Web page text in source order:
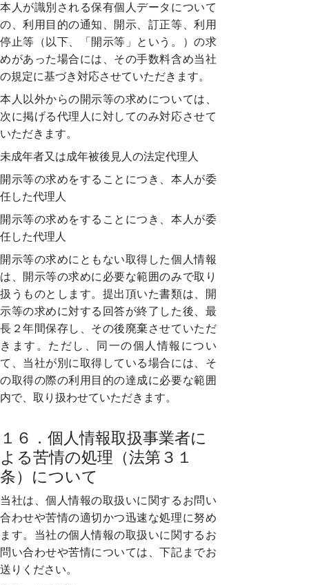
本人が識別される保有個人データについて
の、利用目的の通知、開示、訂正等、利用
停止等（以下、「開示等」という。）の求
めがあった場合には、その手数料含め当社
の規定に基づき対応させていただきます。
本人以外からの開示等の求めについては、
次に掲げる代理人に対してのみ対応させて
いただきます。
未成年者又は成年被後見人の法定代理人
開示等の求めをすることにつき、本人が委
任した代理人
開示等の求めをすることにつき、本人が委
任した代理人
開示等の求めにともない取得した個人情報
は、開示等の求めに必要な範囲のみで取り
扱うものとします。提出頂いた書類は、開
示等の求めに対する回答が終了した後、最
長２年間保存し、その後廃棄させていただ
きます。ただし、同一の個人情報につい
て、当社が別に取得している場合には、そ
の取得の際の利用目的の達成に必要な範囲
内で、取り扱わせていただきます。
１６．個人情報取扱事業者に
よる苦情の処理（法第３１
条）について
当社は、個人情報の取扱いに関するお問い
合わせや苦情の適切かつ迅速な処理に努め
ます。当社の個人情報の取扱いに関するお
問い合わせや苦情については、下記までお
送りください。